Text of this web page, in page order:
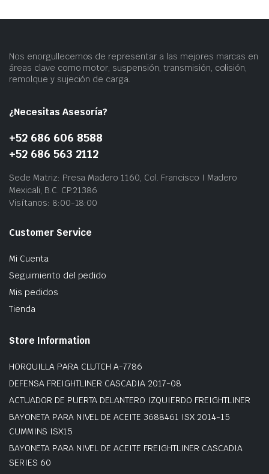
Nos enorgullecemos de representar a las mejores marcas en
áreas clave como motor, suspensión, transmisión, colisión,
remolque y sujeción de carga.
¿Necesitas Asesoría?
+52 686 606 8588
+52 686 563 2112
Sede Matriz: Presa Madero 1160, Col. Francisco I Madero
Mexicali, B.C. CP.21386
Visítanos: 8:00-18:00
Customer Service
Mi Cuenta
Seguimiento del pedido
Mis pedidos
Tienda
Store Information
HORQUILLA PARA CLUTCH A-7786
DEFENSA FREIGHTLINER CASCADIA 2017-08
ACTUADOR DE PUERTA DELANTERO IZQUIERDO FREIGHTLINER
BAYONETA PARA NIVEL DE ACEITE 3688461 ISX 2014-15
CUMMINS ISX15
BAYONETA PARA NIVEL DE ACEITE FREIGHTLINER CASCADIA
SERIES 60